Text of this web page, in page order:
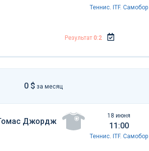
Теннис ITF. Самобор
Результат 0:2
0 $ за месяц
Джордж
18 июня
11:00
Теннис. ITF. Самобор